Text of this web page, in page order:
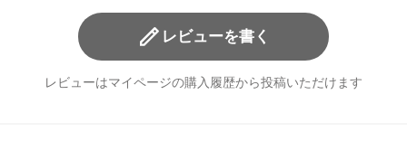
レビューを書く
レビューはマイページの購入履歴から投稿いただけます